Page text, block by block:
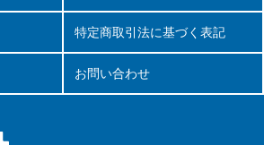
特定商取引法に基づく表記
お問い合わせ